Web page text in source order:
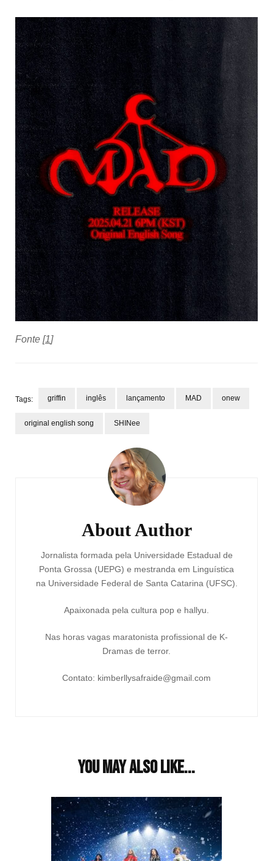
Fonte [1]
Tags: griffin inglês lançamento MAD onew
original english song SHINee
About Author
Jornalista formada pela Universidade Estadual de
Ponta Grossa (UEPG) e mestranda em Linguística
na Universidade Federal de Santa Catarina (UFSC).
Apaixonada pela cultura pop e hallyu.
Nas horas vagas maratonista profissional de K-
Dramas de terror.
Contato: kimberllysafraide@gmail.com
You may also like...